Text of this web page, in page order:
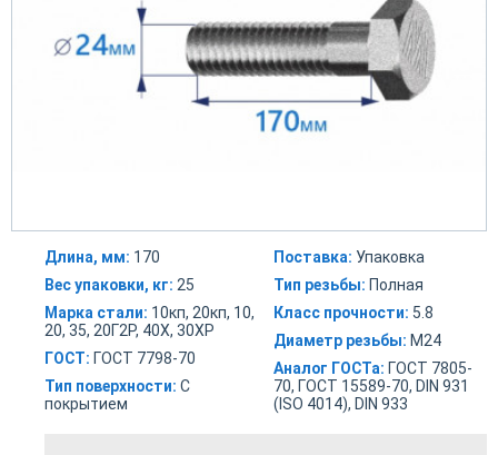
Длина, мм: 170
Вес упаковки, кг: 25
Марка стали: 10кп, 20кп, 10,
20, 35, 20Г2Р, 40Х, 30ХР
ГОСТ: ГОСТ 7798-70
Тип поверхности: С
покрытием
Поставка: Упаковка
Тип резьбы: Полная
Класс прочности: 5.8
Диаметр резьбы: М24
Аналог ГОСТа: ГОСТ 7805-
70, ГОСТ 15589-70, DIN 931
(ISO 4014), DIN 933